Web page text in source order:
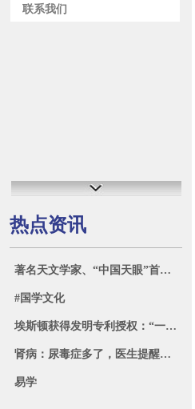
联系我们
热点资讯
著名天文学家、“中国天眼”首席科学家李菂加盟清华大学
#国学文化
埃斯顿获得发明专利授权：“一种伺服自动化测试方法和装置”
肾病：尿毒症多了，医生提醒：2种食物别吃太多，2个穴位多艾灸
易学